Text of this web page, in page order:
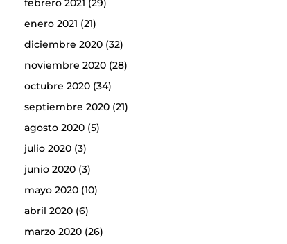
febrero 2021 (29)
enero 2021 (21)
diciembre 2020(32)
noviembre 2020(28)
octubre 2020(34)
septiembre 2020(21)
agosto 2020(5)
julio 2020(3)
junio 2020(3)
mayo 2020(10)
abril 2020(6)
marzo 2020(26)